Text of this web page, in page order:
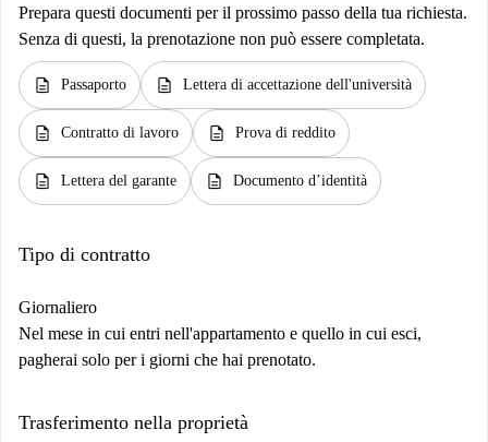
Prepara questi documenti per il prossimo passo della tua richiesta.
Senza di questi, la prenotazione non può essere completata.
description Passaporto description Lettera di accettazione dell'università
description Contratto di lavoro description Prova di reddito
description Lettera del garante description Documento d’identità
Tipo di contratto
Giornaliero
Nel mese in cui entri nell'appartamento e quello in cui esci,
pagherai solo per i giorni che hai prenotato.
Trasferimento nella proprietà